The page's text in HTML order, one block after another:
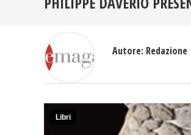
Libri
Autore: Redazione